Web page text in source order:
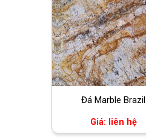
Đá Marble Brazil
Giá: liên hệ